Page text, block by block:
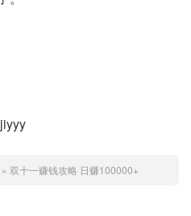
» 双十一赚钱攻略 日赚100000+